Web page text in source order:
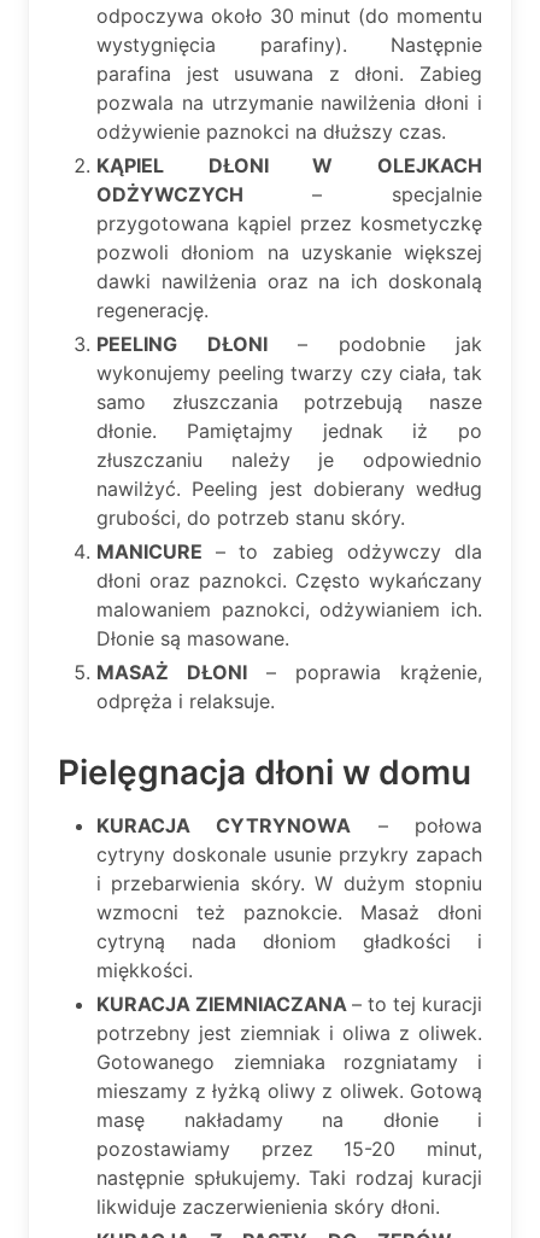
odpoczywa około 30 minut (do momentu
wystygnięcia parafiny). Następnie
parafina jest usuwana z dłoni. Zabieg
pozwala na utrzymanie nawilżenia dłoni i
odżywienie paznokci na dłuższy czas.
KĄPIEL DŁONI W OLEJKACH
ODŻYWCZYCH – specjalnie
przygotowana kąpiel przez kosmetyczkę
pozwoli dłoniom na uzyskanie większej
dawki nawilżenia oraz na ich doskonalą
regenerację.
PEELING DŁONI– podobnie jak
wykonujemy peeling twarzy czy ciała, tak
samo złuszczania potrzebują nasze
dłonie. Pamiętajmy jednak iż po
złuszczaniu należy je odpowiednio
nawilżyć. Peeling jest dobierany według
grubości, do potrzeb stanu skóry.
MANICURE – to zabieg odżywczy dla
dłoni oraz paznokci. Często wykańczany
malowaniem paznokci, odżywianiem ich.
Dłonie są masowane.
MASAŻ DŁONI – poprawia krążenie,
odpręża i relaksuje.
Pielęgnacja dłoni w domu
KURACJA CYTRYNOWA – połowa
cytryny doskonale usunie przykry zapach
i przebarwienia skóry. W dużym stopniu
wzmocni też paznokcie. Masaż dłoni
cytryną nada dłoniom gładkości i
miękkości.
KURACJA ZIEMNIACZANA – to tej kuracji
potrzebny jest ziemniak i oliwa z oliwek.
Gotowanego ziemniaka rozgniatamy i
mieszamy z łyżką oliwy z oliwek. Gotową
masę nakładamy na dłonie i
pozostawiamy przez 15-20 minut,
następnie spłukujemy. Taki rodzaj kuracji
likwiduje zaczerwienienia skóry dłoni.